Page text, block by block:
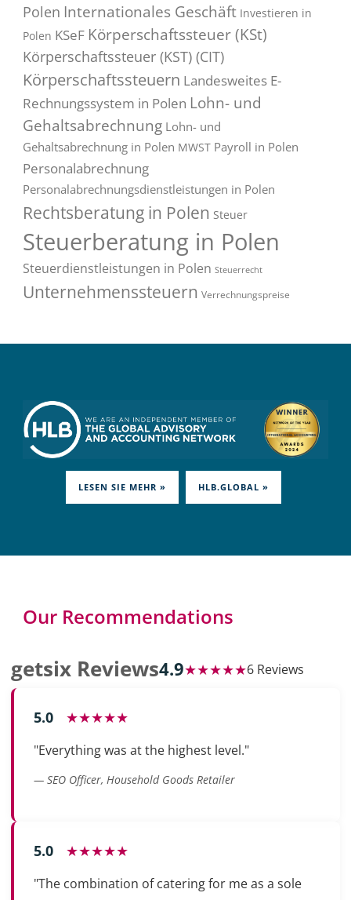
Polen Internationales Geschäft Investieren in
Polen KSeF Körperschaftssteuer (KSt)
Körperschaftssteuer (KST) (CIT)
Körperschaftssteuern Landesweites E-
Rechnungssystem in Polen Lohn- und
Gehaltsabrechnung Lohn- und
Gehaltsabrechnung in Polen MWST Payroll in Polen
Personalabrechnung
Personalabrechnungsdienstleistungen in Polen
Rechtsberatung in Polen Steuer
Steuerberatung in Polen
Steuerdienstleistungen in Polen Steuerrecht
Unternehmenssteuern Verrechnungspreise
LESEN SIE MEHR » HLB.GLOBAL »
Our Recommendations
getsix Reviews4.9★★★★★6 Reviews
5.0 ★★★★★
"Everything was at the highest level."
— SEO Officer, Household Goods Retailer
5.0 ★★★★★
"The combination of catering for me as a sole